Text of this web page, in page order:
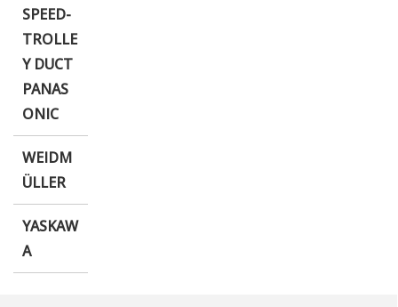
SPEED-
TROLLE
Y DUCT
PANAS
ONIC
WEIDM
ÜLLER
YASKAW
A